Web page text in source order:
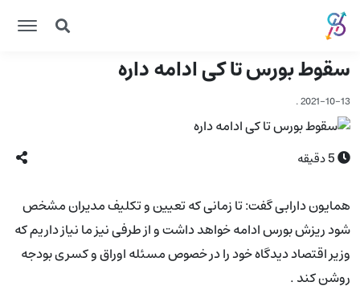
سقوط بورس تا کی ادامه داره
2021-10-13
.
5دقیقه
همایون دارابی گفت: تا زمانی که تعیین و تکلیف مدیران مشخص
شود ریزش بورس ادامه خواهد داشت و از طرفی نیز ما نیاز داریم که
وزیر اقتصاد دیدگاه خود را در خصوص مسئله اوراق و کسری بودجه
روشن کند .